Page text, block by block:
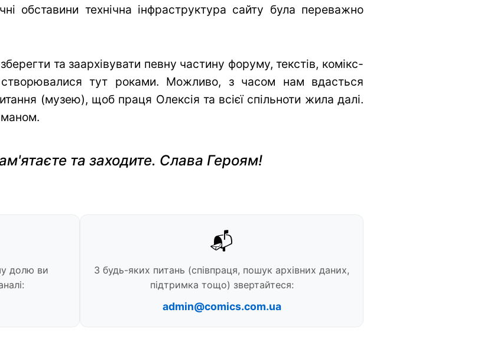
обставини технічна інфраструктура сайту була переважно
та заархівувати певну частину форуму, текстів, комікс-
створювалися тут роками. Можливо, з часом нам вдасться
(музею), щоб праця Олексія та всієї спільноти жила далі.
та заходите. Слава Героям!
долю ви
📬
З будь-яких питань (співпраця, пошук архівних даних,
підтримка тощо) звертайтеся:
admin@comics.com.ua